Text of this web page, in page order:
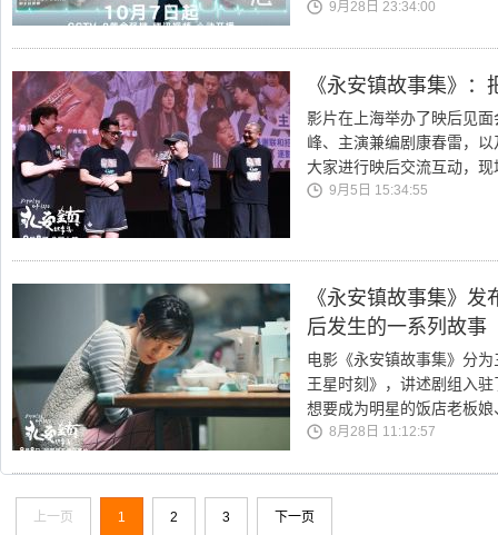
9月28日 23:34:00
《永安镇故事集》
影片在上海举办了映后见
峰、主演兼编剧康春雷，
大家进行映后交流互动，
9月5日 15:34:55
《永安镇故事集》
后发生的一系列故事
电影《永安镇故事集》分
王星时刻》，讲述剧组入
想要成为明星的饭店老板
8月28日 11:12:57
上一页 1 2 3 下一页